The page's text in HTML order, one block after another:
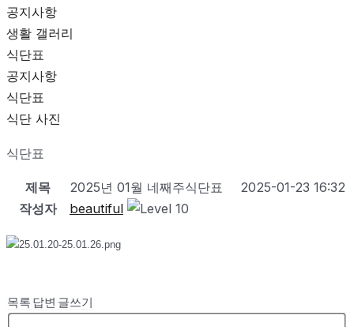
공지사항
생활 갤러리
식단표
공지사항
식단표
식단 사진
식단표
제목 2025년 01월 네째주식단표
2025-01-23 16:32
작성자
beautiful
목록 답변 글쓰기